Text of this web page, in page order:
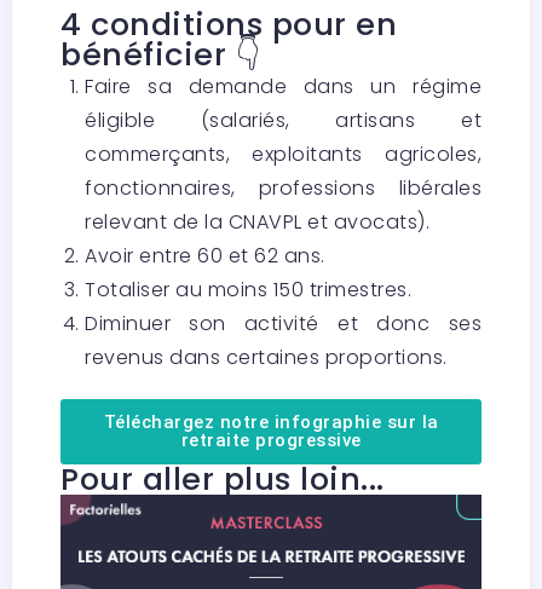
4 conditions pour en
bénéficier 👇
Faire sa demande dans un régime
éligible (salariés, artisans et
commerçants, exploitants agricoles,
fonctionnaires, professions libérales
relevant de la CNAVPL et avocats).
Avoir entre 60 et 62 ans.
Totaliser au moins 150 trimestres.
Diminuer son activité et donc ses
revenus dans certaines proportions.
Téléchargez notre infographie sur la
retraite progressive
Pour aller plus loin...